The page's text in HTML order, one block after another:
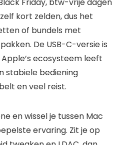
kort zelden, dus het
of bundels met
De USB-C-versie is
ecosysteem leeft
stabiele bediening
en veel reist.
en wissel je tussen Mac
ervaring. Zit je op